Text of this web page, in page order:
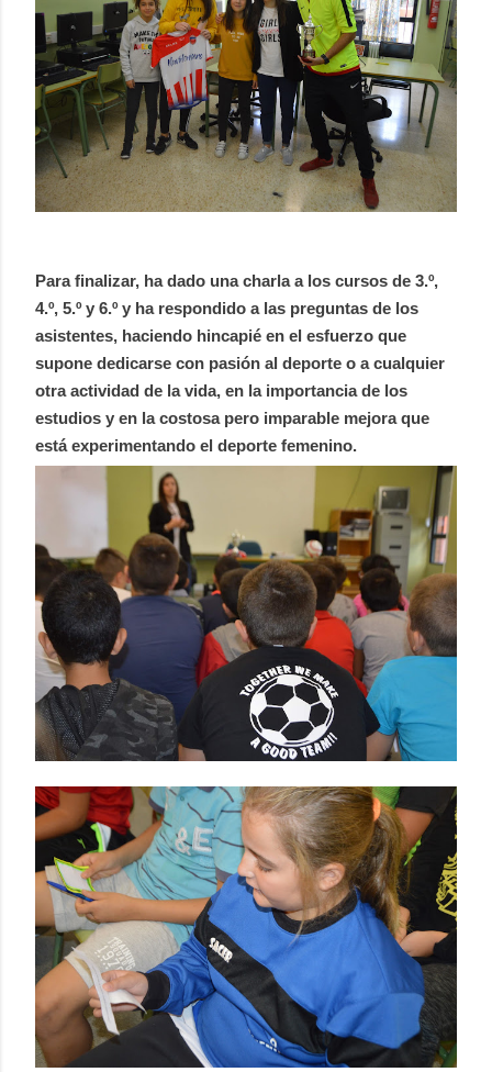
Para finalizar, ha dado una charla a los cursos de 3.º,
4.º, 5.º y 6.º y ha respondido a las preguntas de los
asistentes, haciendo hincapié en el esfuerzo que
supone dedicarse con pasión al deporte o a cualquier
otra actividad de la vida, en la importancia de los
estudios y en la costosa pero imparable mejora que
está experimentando el deporte femenino.